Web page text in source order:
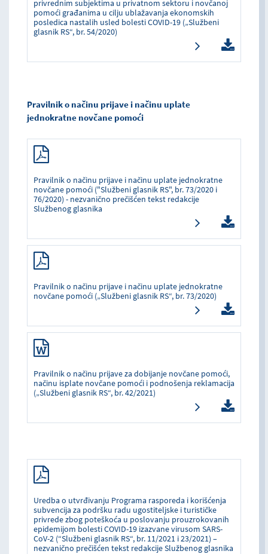
privrednim subjektima u privatnom sektoru i novčanoj
pomoći građanima u cilju ublažavanja ekonomskih
posledica nastalih usled bolesti COVID-19 („Službeni
glasnik RS“, br. 54/2020)
Pravilnik o načinu prijave i načinu uplate
jednokratne novčane pomoći
Pravilnik o načinu prijave i načinu uplate jednokratne
novčane pomoći ("Službeni glasnik RS", br. 73/2020 i
76/2020) - nezvanično prečišćen tekst redakcije
Službenog glasnika
Pravilnik o načinu prijave i načinu uplate jednokratne
novčane pomoći („Službeni glasnik RS“, br. 73/2020)
Pravilnik o načinu prijave za dobijanje novčane pomoći,
načinu isplate novčane pomoći i podnošenja reklamacija
(„Službeni glasnik RS“, br. 42/2021)
Uredba o utvrđivanju Programa rasporeda i korišćenja
subvencija za podršku radu ugostiteljske i turističke
privrede zbog poteškoća u poslovanju prouzrokovanih
epidemijom bolesti COVID-19 izazvane virusom SARS-
CoV-2 (“Službeni glasnik RS“, br. 11/2021 i 23/2021) –
nezvanično prečišćen tekst redakcije Službenog glasnika